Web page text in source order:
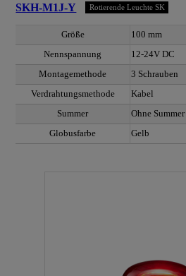
SKH-M1J-Y Rotierende Leuchte SK
Größe
100 mm
Nennspannung
12-24V DC
Montagemethode
3 Schrauben
Verdrahtungsmethode
Kabel
Summer
Ohne Summer
Globusfarbe
Gelb